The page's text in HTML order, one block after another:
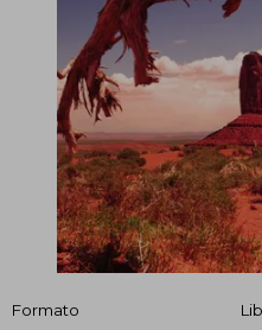
Formato